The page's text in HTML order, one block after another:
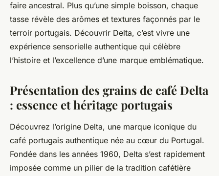
faire ancestral. Plus qu’une simple boisson, chaque
tasse révèle des arômes et textures façonnés par le
terroir portugais. Découvrir Delta, c’est vivre une
expérience sensorielle authentique qui célèbre
l’histoire et l’excellence d’une marque emblématique.
Présentation des grains de café Delta
: essence et héritage portugais
Découvrez l’origine Delta, une marque iconique du
café portugais authentique née au cœur du Portugal.
Fondée dans les années 1960, Delta s’est rapidement
imposée comme un pilier de la tradition cafétière